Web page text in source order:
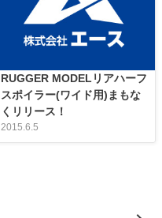
RUGGER MODELリアハーフ
スポイラー(ワイド用)まもな
くリリース！
2015.6.5